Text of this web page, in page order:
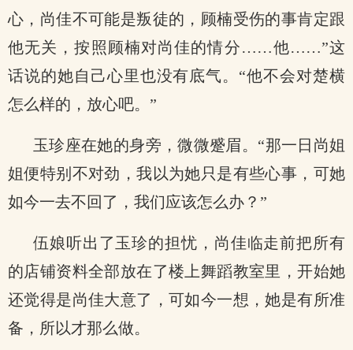
心，尚佳不可能是叛徒的，顾楠受伤的事肯定跟
他无关，按照顾楠对尚佳的情分……他……”这
话说的她自己心里也没有底气。“他不会对楚横
怎么样的，放心吧。”
玉珍座在她的身旁，微微蹙眉。“那一日尚姐
姐便特别不对劲，我以为她只是有些心事，可她
如今一去不回了，我们应该怎么办？”
伍娘听出了玉珍的担忧，尚佳临走前把所有
的店铺资料全部放在了楼上舞蹈教室里，开始她
还觉得是尚佳大意了，可如今一想，她是有所准
备，所以才那么做。